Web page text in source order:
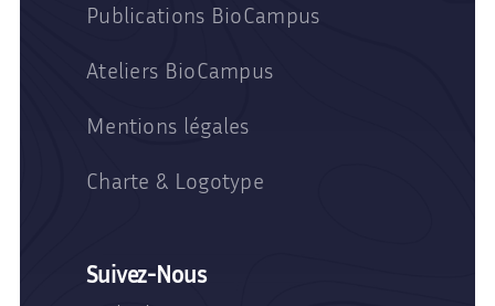
Publications BioCampus
Ateliers BioCampus
Mentions légales
Charte & Logotype
Suivez-Nous